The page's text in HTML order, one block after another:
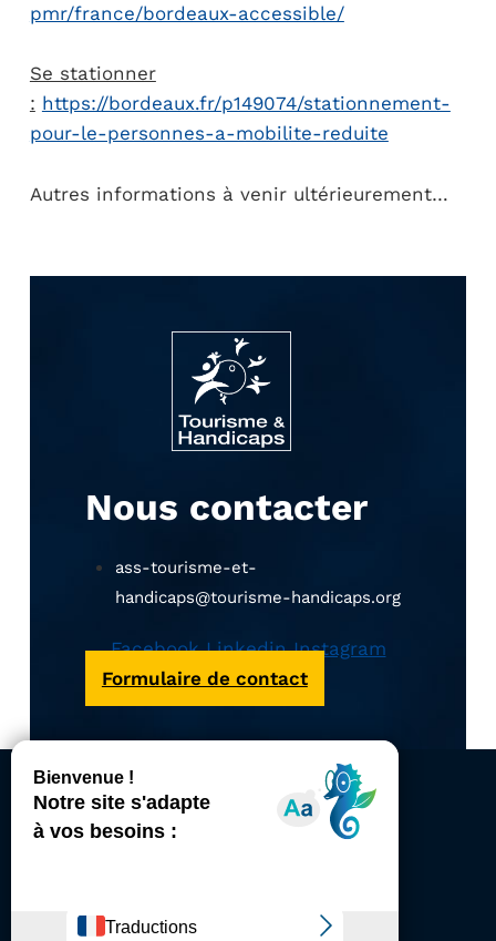
pmr/france/bordeaux-accessible/
Se stationner
: https://bordeaux.fr/p149074/stationnement-
pour-le-personnes-a-mobilite-reduite
Autres informations à venir ultérieurement…
Nous contacter
ass-tourisme-et-
handicaps@tourisme-handicaps.org
Facebook Linkedin Instagram
Formulaire de contact
ACCESSIBILITÉ
REVUE DE PRESSE
PLAN DU SITE